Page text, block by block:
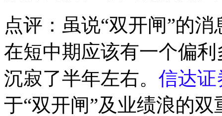
点评：虽说“双开闸”的
在短中期应该有一个偏
沉寂了半年左右。 信达证
于“双开闸”及业绩浪的